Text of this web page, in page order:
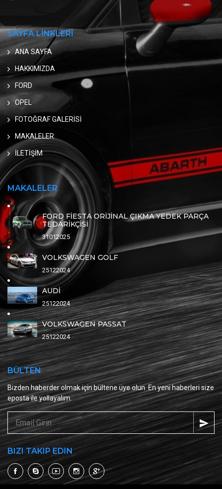
SAYFA LİNKLERİ
ANA SAYFA
HAKKIMIZDA
FORD
OPEL
FOTOĞRAF GALERİSİ
MAKALELER
İLETİŞİM
MAKALELER
FORD FİESTA ORİJİNAL ÇIKMA YEDEK PARÇA
TEDARİKÇİSİ
31012025
VOLKSWAGEN GOLF
25122024
AUDİ
25122024
VOLKSWAGEN PASSAT
25122024
BÜLTEN
Bizden haberder olmak için bültene üye olun. En yeni haberleri size
eposta ile yollayalım.
BIZI TAKIP EDIN